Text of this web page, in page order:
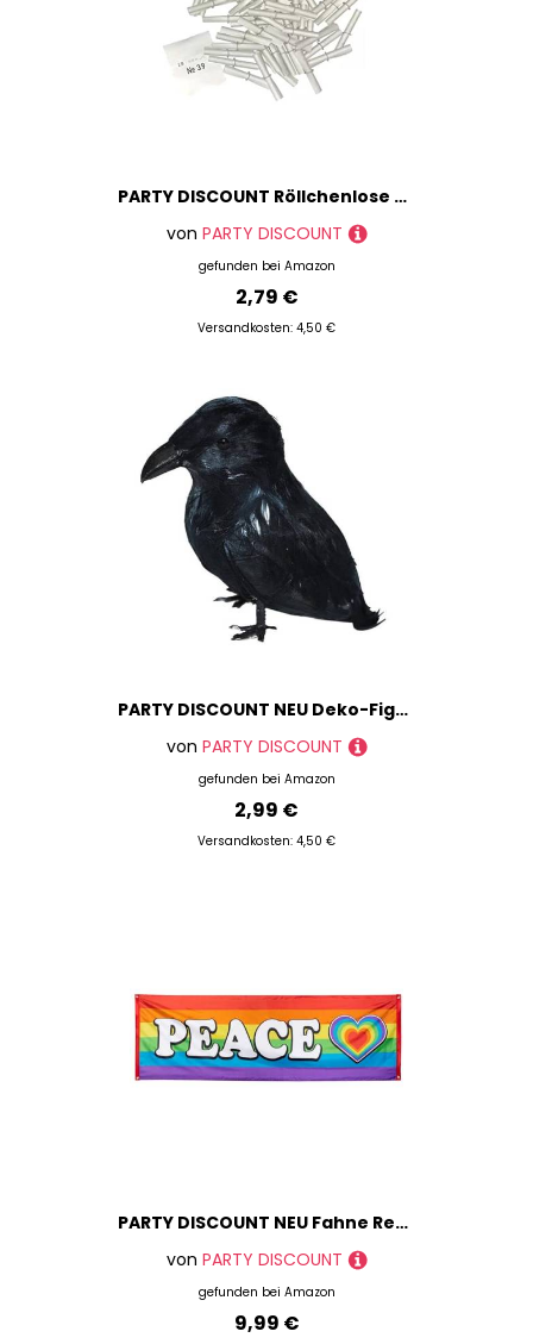
PARTY DISCOUNT Röllchenlose Treffer weiß Nummer 651-700
von PARTY DISCOUNT
gefunden bei Amazon
2,79 €
Versandkosten: 4,50 €
PARTY DISCOUNT NEU Deko-Figur Rabe, mit echten Federn, 9 cm
von PARTY DISCOUNT
gefunden bei Amazon
2,99 €
Versandkosten: 4,50 €
PARTY DISCOUNT NEU Fahne Regenbogen Peace, 74x220cm
von PARTY DISCOUNT
gefunden bei Amazon
9,99 €